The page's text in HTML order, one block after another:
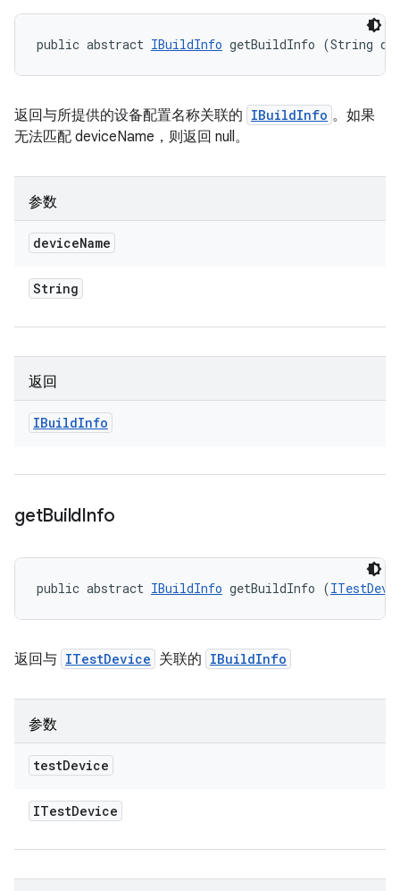
public abstract IBuildInfo getBuildInfo (String
返回与所提供的设备配置名称关联的 IBuildInfo 。如果
无法匹配 deviceName，则返回 null。
参数
deviceName
String
返回
IBuildInfo
getBuildInfo
public abstract IBuildInfo getBuildInfo (
返回与 ITestDevice 关联的 IBuildInfo
参数
testDevice
ITestDevice